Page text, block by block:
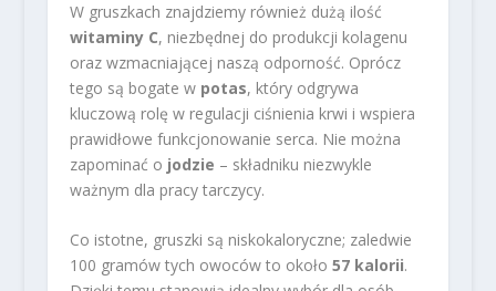
W gruszkach znajdziemy również dużą ilość
witaminy C, niezbędnej do produkcji kolagenu
oraz wzmacniającej naszą odporność. Oprócz
tego są bogate w potas, który odgrywa
kluczową rolę w regulacji ciśnienia krwi i wspiera
prawidłowe funkcjonowanie serca. Nie można
zapominać o jodzie – składniku niezwykle
ważnym dla pracy tarczycy.
Co istotne, gruszki są niskokaloryczne; zaledwie
100 gramów tych owoców to około 57 kalorii.